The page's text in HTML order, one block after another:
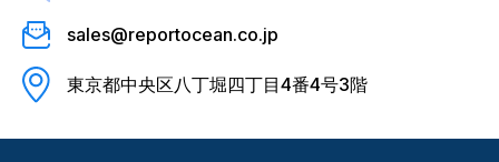
sales@reportocean.co.jp
東京都中央区八丁堀四丁目4番4号3階